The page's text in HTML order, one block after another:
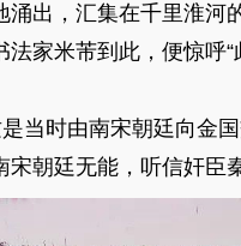
出，汇集在千里淮河
家米芾到此，便惊呼
时由南宋朝廷向金
宋朝廷无能，听信奸臣